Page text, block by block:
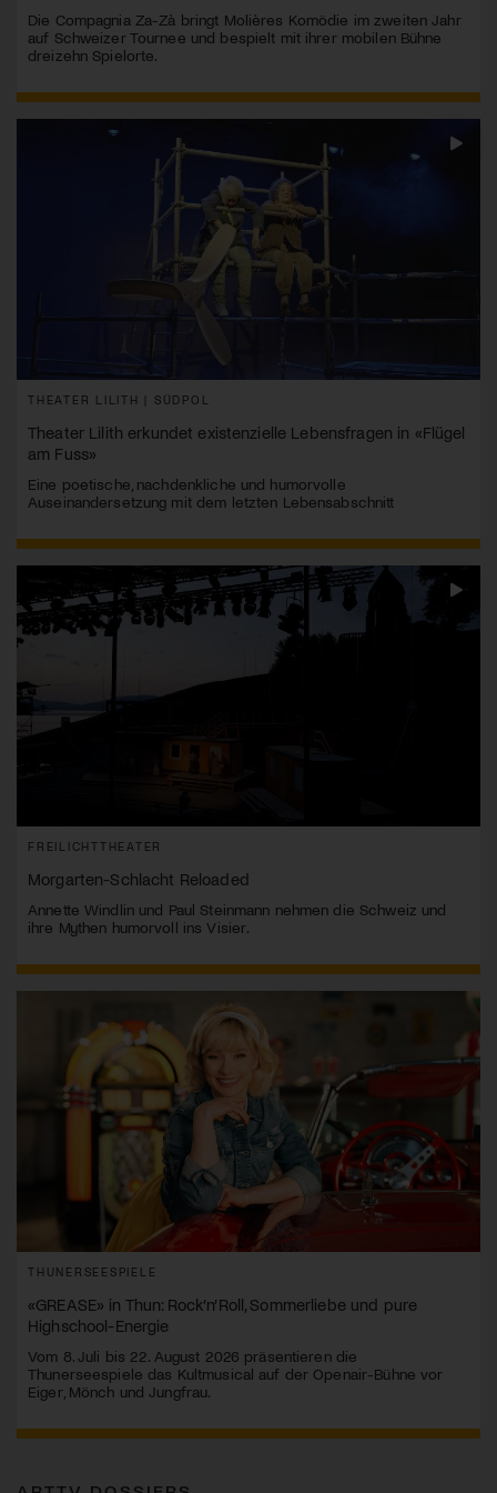
Die Compagnia Za-Zà bringt Molières Komödie im zweiten Jahr
auf Schweizer Tournee und bespielt mit ihrer mobilen Bühne
dreizehn Spielorte.
THEATER LILITH | SÜDPOL
Theater Lilith erkundet existenzielle Lebensfragen in «Flügel
am Fuss»
Eine poetische, nachdenkliche und humorvolle
Auseinandersetzung mit dem letzten Lebensabschnitt
FREILICHTTHEATER
Morgarten-Schlacht Reloaded
Annette Windlin und Paul Steinmann nehmen die Schweiz und
ihre Mythen humorvoll ins Visier.
THUNERSEESPIELE
«GREASE» in Thun: Rock’n’Roll, Sommerliebe und pure
Highschool-Energie
Vom 8. Juli bis 22. August 2026 präsentieren die
Thunerseespiele das Kultmusical auf der Openair-Bühne vor
Eiger, Mönch und Jungfrau.